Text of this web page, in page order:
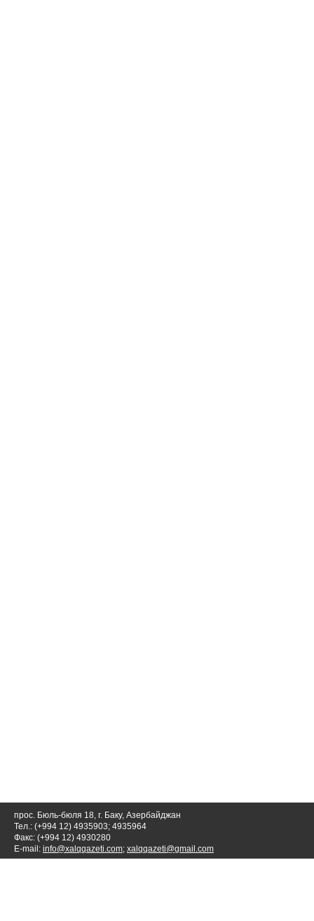
прос. Бюль-бюля 18, г. Баку, Азербайджан
Тел.: (+994 12) 4935903; 4935964
Факс: (+994 12) 4930280
E-mail: info@xalqqazeti.com; xalqqazeti@gmail.com